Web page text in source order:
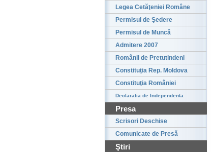
Legea Cetăţeniei Române
Permisul de Şedere
Permisul de Muncă
Admitere 2007
Românii de Pretutindeni
Constituţia Rep. Moldova
Constituţia României
Declaratia de Independenta
Presa
Scrisori Deschise
Comunicate de Presă
Ştiri